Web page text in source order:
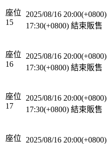
座位
15
2025/08/16 20:00(+0800)
17:30(+0800) 結束販售
座位
16
2025/08/16 20:00(+0800)
17:30(+0800) 結束販售
座位
17
2025/08/16 20:00(+0800)
17:30(+0800) 結束販售
座位
2025/08/16 20:00(+0800)